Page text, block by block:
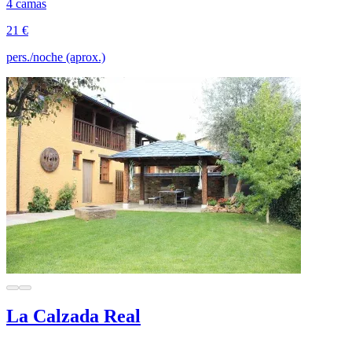
4 camas
21 €
pers./noche (aprox.)
La Calzada Real